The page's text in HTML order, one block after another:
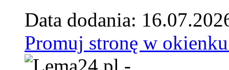
Data dodania:
Promuj stronę w